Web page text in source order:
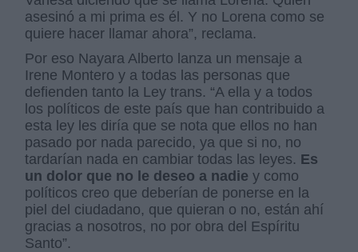
asesinó a mi prima es él. Y no Lorena como se
quiere hacer llamar ahora”, reclama.
Por eso Nayara Alberto lanza un mensaje a
Irene Montero y a todas las personas que
defienden tanto la Ley trans. “A ella y a todos
los políticos de este país que han contribuido a
esta ley les diría que se nota que ellos no han
pasado por nada parecido, ya que si no, no
tardarían nada en cambiar todas las leyes. Es
un dolor que no le deseo a nadie y como
políticos creo que deberían de ponerse en la
piel del ciudadano, que quieran o no, están ahí
gracias a nosotros, no por obra del Espíritu
Santo”.